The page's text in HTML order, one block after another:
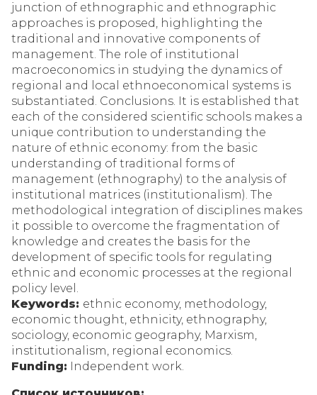
junction of ethnographic and ethnographic
approaches is proposed, highlighting the
traditional and innovative components of
management. The role of institutional
macroeconomics in studying the dynamics of
regional and local ethnoeconomical systems is
substantiated. Conclusions. It is established that
each of the considered scientific schools makes a
unique contribution to understanding the
nature of ethnic economy: from the basic
understanding of traditional forms of
management (ethnography) to the analysis of
institutional matrices (institutionalism). The
methodological integration of disciplines makes
it possible to overcome the fragmentation of
knowledge and creates the basis for the
development of specific tools for regulating
ethnic and economic processes at the regional
policy level.
Keywords: ethnic economy, methodology,
economic thought, ethnicity, ethnography,
sociology, economic geography, Marxism,
institutionalism, regional economics.
Funding: Independent work.